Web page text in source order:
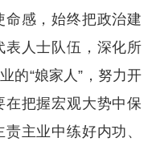
命感，始终把政治建
表人士队伍，深化所
的“娘家人”，努力开
把握宏观大势中保
主业中练好内功、